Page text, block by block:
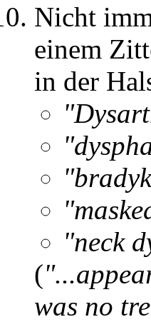
Nicht
einem
in der
"neck
(
was no